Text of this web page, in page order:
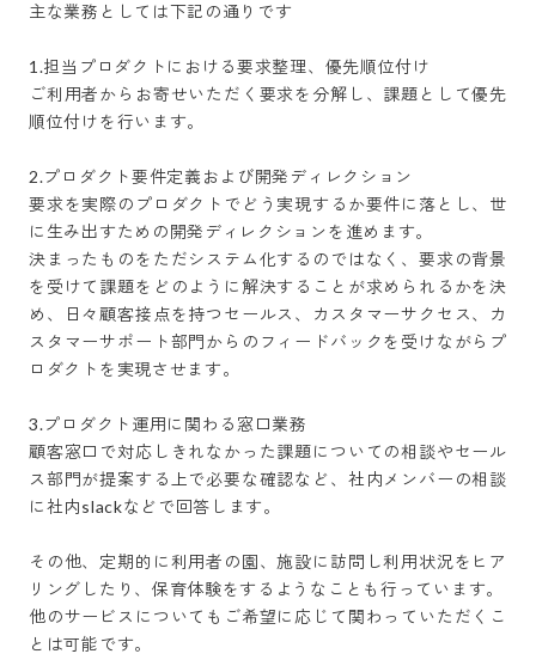
主な業務としては下記の通りです
1.担当プロダクトにおける要求整理、優先順位付け
ご利用者からお寄せいただく要求を分解し、課題として優先
順位付けを行います。
2.プロダクト要件定義および開発ディレクション
要求を実際のプロダクトでどう実現するか要件に落とし、世
に生み出すための開発ディレクションを進めます。
決まったものをただシステム化するのではなく、要求の背景
を受けて課題をどのように解決することが求められるかを決
め、日々顧客接点を持つセールス、カスタマーサクセス、カ
スタマーサポート部門からのフィードバックを受けながらプ
ロダクトを実現させます。
3.プロダクト運用に関わる窓口業務
顧客窓口で対応しきれなかった課題についての相談やセール
ス部門が提案する上で必要な確認など、社内メンバーの相談
に社内slackなどで回答します。
その他、定期的に利用者の園、施設に訪問し利用状況をヒア
リングしたり、保育体験をするようなことも行っています。
他のサービスについてもご希望に応じて関わっていただくこ
とは可能です。